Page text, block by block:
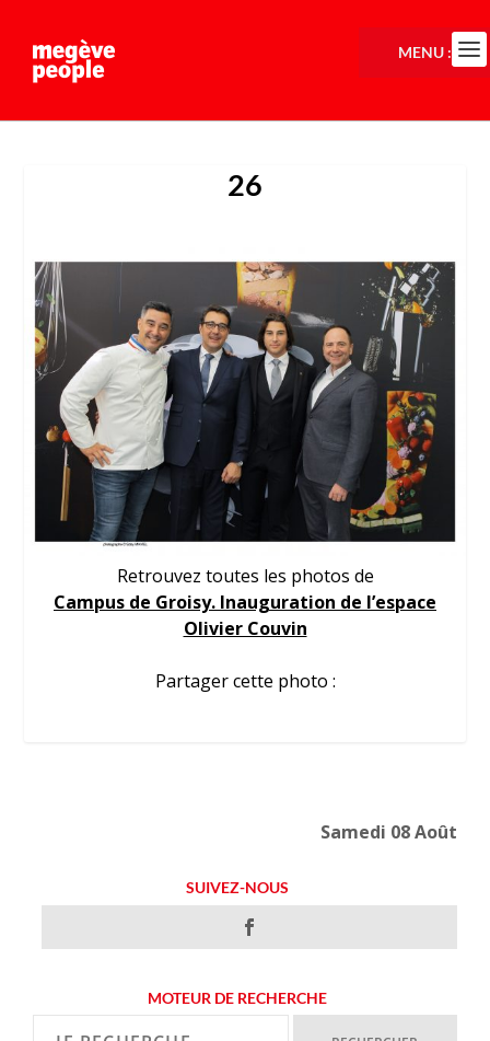
26
Retrouvez toutes les photos de
Campus de Groisy. Inauguration de l’espace
Olivier Couvin
Partager cette photo :
Samedi 08 Août
SUIVEZ-NOUS
MOTEUR DE RECHERCHE
MENU :